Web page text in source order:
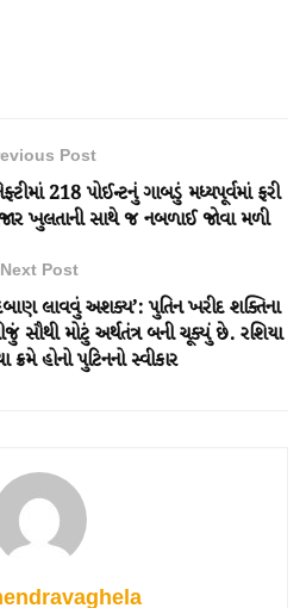
Post
218 પોઈન્ટનું ગાબડું મધ્યપૂર્વમાં ફરી
ખુલતાની સાથે જ નબળાઈ જોવા મળી
Next Post
દબાણ લાવવું અશક્ય’: પુતિન ખરીદ શક્તિના
સૌથી મોટું અર્થતંત્ર બની ચૂક્યું છે. રશિયા
હોનો પુટિનનો સ્વીકાર